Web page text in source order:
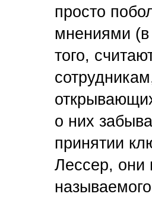
просто
мнениями
того,
о них
принятии
Лессер, они